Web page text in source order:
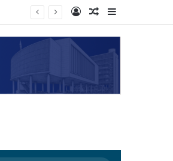
Log InRandom Article
Sidebar